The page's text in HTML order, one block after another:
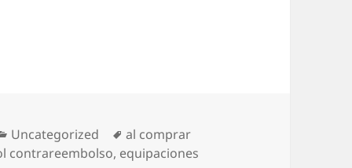
Categorías
Uncategorized Etiquetas
al comprar
contrareembolso, equipaciones